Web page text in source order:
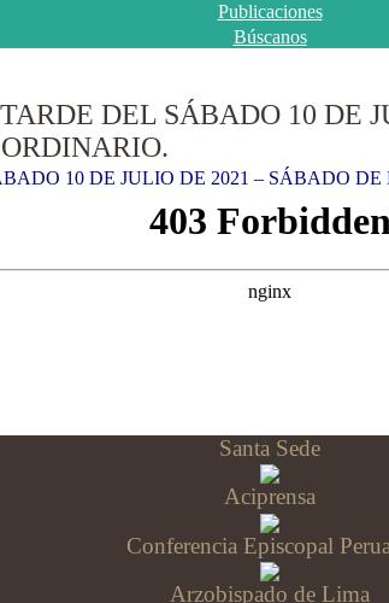
Publicaciones
Búscanos
DEL SÁBADO 10 DE
10 DE JULIO DE 2021 – SÁBADO
Santa Sede
Aciprensa
Conferencia Episcopal
Arzobispado de Lima